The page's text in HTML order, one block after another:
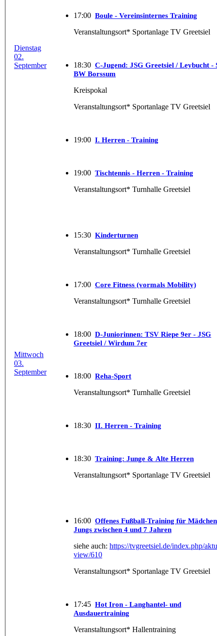
Dienstag
02.
September
17:00 Boule - Vereinsinternes Training
Veranstaltungsort* Sportanlage TV Greetsiel
18:30 C-Jugend: JSG Greetsiel / Leybucht -
BW Borssum
Kreispokal
Veranstaltungsort* Sportanlage TV Greetsiel
19:00 I. Herren - Training
19:00 Tischtennis - Herren - Training
Veranstaltungsort* Turnhalle Greetsiel
Mittwoch
03.
September
15:30 Kinderturnen
Veranstaltungsort* Turnhalle Greetsiel
17:00 Core Fitness (vormals Mobility)
Veranstaltungsort* Turnhalle Greetsiel
18:00 D-Juniorinnen: TSV Riepe 9er - JSG
Greetsiel /​ Wirdum 7er
18:00 Reha-Sport
Veranstaltungsort* Turnhalle Greetsiel
18:30 II. Herren - Training
18:30 Training: Junge & Alte Herren
Veranstaltungsort* Sportanlage TV Greetsiel
16:00 Offenes Fußball-Training für
Jungs zwischen 4 und 7 Jahren
siehe auch: https://tvgreetsiel.de/index.php/
view/610
Veranstaltungsort* Sportanlage TV Greetsiel
17:45 Hot Iron - Langhantel- und
Ausdauertraining
Veranstaltungsort* Hallentraining